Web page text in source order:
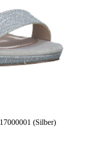
(Silber)